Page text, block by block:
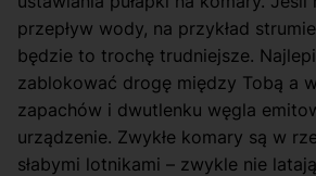
przepływ wody, na przykład
będzie to trochę trudniejsze.
zablokować drogę między Tobą a
zapachów i dwutlenku węgla
urządzenie. Zwykłe komary są w
słabymi lotnikami – zwykle nie